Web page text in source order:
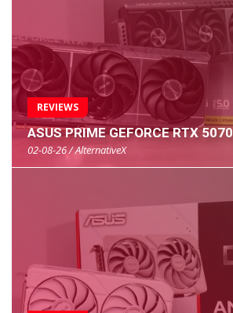
REVIEWS
ASUS PRIME GEFORCE RTX
02-08-26 / AlternativeX